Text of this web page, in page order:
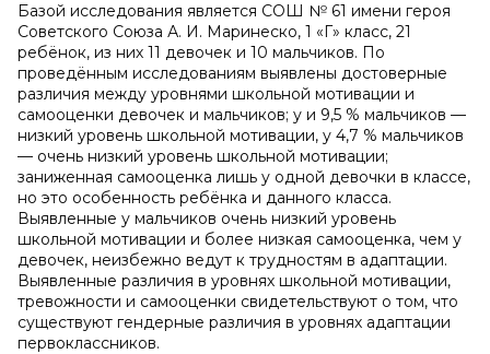
Базой исследования является СОШ № 61 имени героя
Советского Союза А. И. Маринеско, 1 «Г» класс, 21
ребёнок, из них 11 девочек и 10 мальчиков. По
проведённым исследованиям выявлены достоверные
различия между уровнями школьной мотивации и
самооценки девочек и мальчиков; у и 9,5 % мальчиков —
низкий уровень школьной мотивации, у 4,7 % мальчиков
— очень низкий уровень школьной мотивации;
заниженная самооценка лишь у одной девочки в классе,
но это особенность ребёнка и данного класса.
Выявленные у мальчиков очень низкий уровень
школьной мотивации и более низкая самооценка, чем у
девочек, неизбежно ведут к трудностям в адаптации.
Выявленные различия в уровнях школьной мотивации,
тревожности и самооценки свидетельствуют о том, что
существуют гендерные различия в уровнях адаптации
первоклассников.